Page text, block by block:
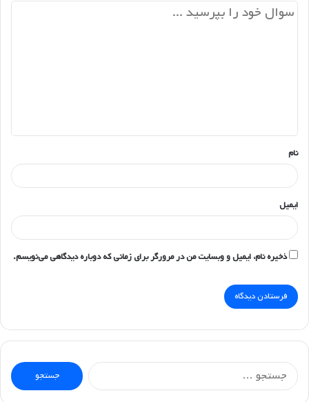
*
نام
ایمیل
ذخیره نام، ایمیل و وبسایت من در مرورگر برای زمانی که دوباره دیدگاهی می‌نویسم.
جستجو
برای: